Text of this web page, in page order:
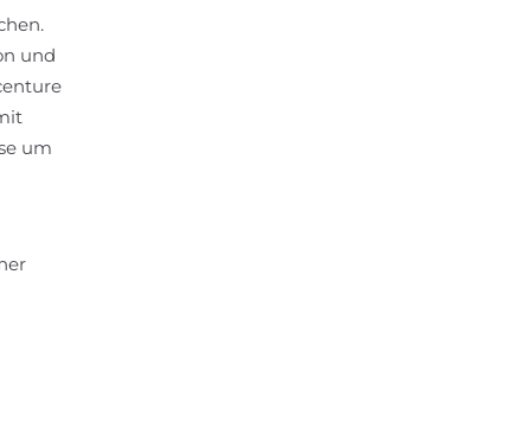
und
um